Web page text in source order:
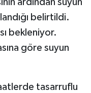
ardından suyun
belirtildi.
bekleniyor.
göre suyun
tasarruflu